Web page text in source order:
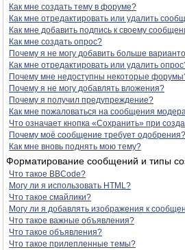
Как мне создать тему в форуме?
Как мне отредактировать или удалить
Как мне добавить подпись к своему
Как мне создать опрос?
Почему я не могу добавить больше
Как мне отредактировать или удалить
Почему мне недоступны некоторые
Почему я не могу добавлять вложения?
Почему я получил предупреждение?
Как мне пожаловаться на сообщения
Что означает кнопка «Сохранить» при
Почему моё сообщение требует одобрения?
Как мне вновь поднять мою тему?
Форматирование сообщений и типы
Что такое BBCode?
Могу ли я использовать HTML?
Что такое смайлики?
Могу ли я добавлять изображения к
Что такое важные объявления?
Что такое объявления?
Что такое прилепленные темы?